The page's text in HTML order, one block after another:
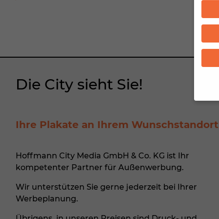
Die City sieht Sie!
Ihre Plakate an Ihrem
Hoffmann City Media GmbH & Co. KG ist Ihr
kompetenter Partner für Außenwerbung.
Wir unterstützen Sie gerne jederzeit bei Ihrer
Werbeplanung.
B.